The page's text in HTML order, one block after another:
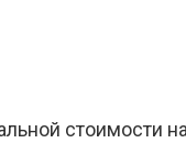
стоимости